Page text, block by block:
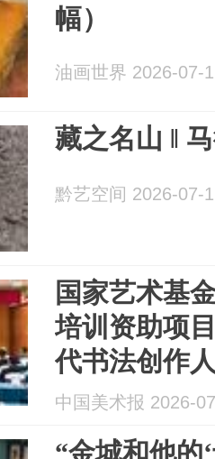
幅）
油画世界 2026-07-
藏之名山 ‖
黔艺空间 2026-07-
国家艺术基
培训资助项
代书法创作
在京举行
中国美术报 2026-
“金城和他